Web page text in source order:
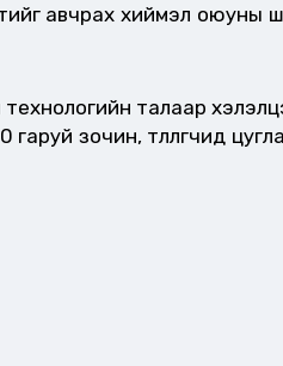
авчрах хиймэл оюуны
талаар
зочин, төлөөлөгчид